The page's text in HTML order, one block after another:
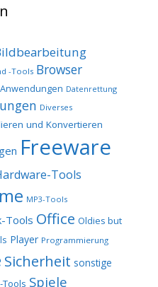
-Tools Browser
Datenrettung
Diverses
und Konvertieren
Freeware
Tools
MP3-Tools
Tools Office Oldies but
Player Programmierung
Sicherheit sonstige
Spiele